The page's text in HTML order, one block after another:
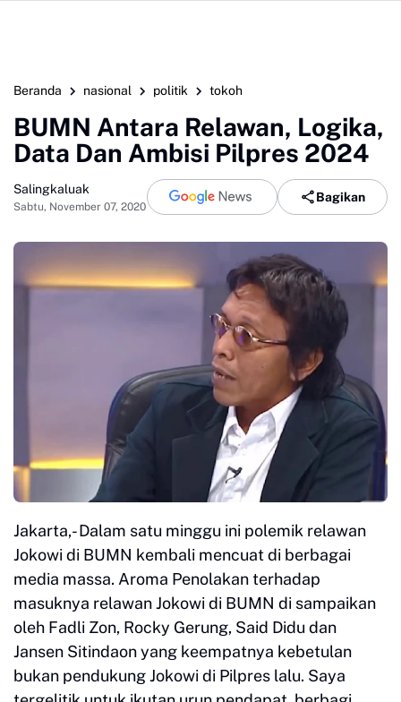
Beranda nasional politik tokoh
BUMN Antara Relawan, Logika,
Data Dan Ambisi Pilpres 2024
Salingkaluak
Sabtu, November 07, 2020
Bagikan
Jakarta,- Dalam satu minggu ini polemik relawan
Jokowi di BUMN kembali mencuat di berbagai
media massa. Aroma Penolakan terhadap
masuknya relawan Jokowi di BUMN di sampaikan
oleh Fadli Zon, Rocky Gerung, Said Didu dan
Jansen Sitindaon yang keempatnya kebetulan
bukan pendukung Jokowi di Pilpres lalu. Saya